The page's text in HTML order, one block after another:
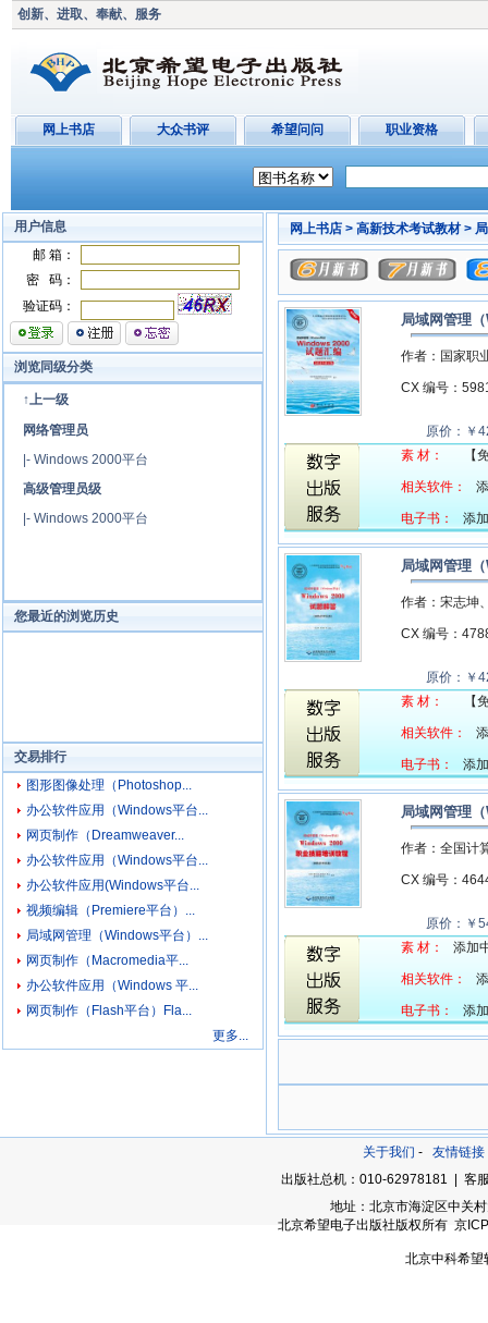
创新、进取、奉献、服务
网上书店 大众书评 希望问问 职业资格
用户信息
邮 箱：
密 码：
验证码：
浏览同级分类
↑上一级
网络管理员
|- Windows 2000平台
高级管理员级
|- Windows 2000平台
您最近的浏览历史
交易排行
图形图像处理（Photoshop...
办公软件应用（Windows平台...
网页制作（Dreamweaver...
办公软件应用（Windows平台...
办公软件应用(Windows平台...
视频编辑（Premiere平台）...
局域网管理（Windows平台）...
网页制作（Macromedia平...
办公软件应用（Windows 平...
网页制作（Flash平台）Fla...
更多...
网上书店 > 高新技术考试教材 >
局域网管理
作者：国家职
CX 编号：
原价：￥
素 材：
【
相关软件：
电子书： 添
局域网管理
作者：宋志坤
CX 编号：
原价：￥
素 材：
【
相关软件：
电子书： 添
局域网管理
作者：全国计
CX 编号：
原价：￥
素 材：
添加
相关软件：
电子书： 添
关于我们 - 友情链接
出版社总机：010-62978181 | 客
地址：北京市海淀区中关
北京希望电子出版社版权所有 京
北京中科希望